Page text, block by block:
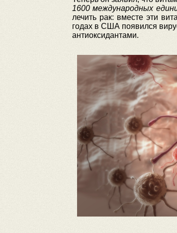
1600 международных
лечить рак: вместе эти
годах в США появился
антиоксидантами.